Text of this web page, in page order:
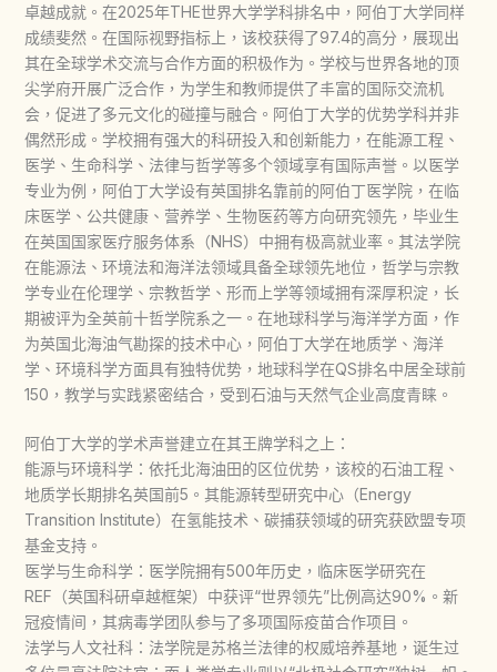
卓越成就。在2025年THE世界大学学科排名中，阿伯丁大学同样
成绩斐然。在国际视野指标上，该校获得了97.4的高分，展现出
其在全球学术交流与合作方面的积极作为。学校与世界各地的顶
尖学府开展广泛合作，为学生和教师提供了丰富的国际交流机
会，促进了多元文化的碰撞与融合。阿伯丁大学的优势学科并非
偶然形成。学校拥有强大的科研投入和创新能力，在能源工程、
医学、生命科学、法律与哲学等多个领域享有国际声誉。以医学
专业为例，阿伯丁大学设有英国排名靠前的阿伯丁医学院，在临
床医学、公共健康、营养学、生物医药等方向研究领先，毕业生
在英国国家医疗服务体系（NHS）中拥有极高就业率。其法学院
在能源法、环境法和海洋法领域具备全球领先地位，哲学与宗教
学专业在伦理学、宗教哲学、形而上学等领域拥有深厚积淀，长
期被评为全英前十哲学院系之一。在地球科学与海洋学方面，作
为英国北海油气勘探的技术中心，阿伯丁大学在地质学、海洋
学、环境科学方面具有独特优势，地球科学在QS排名中居全球前
150，教学与实践紧密结合，受到石油与天然气企业高度青睐。
阿伯丁大学的学术声誉建立在其王牌学科之上：
能源与环境科学：依托北海油田的区位优势，该校的石油工程、
地质学长期排名英国前5。其能源转型研究中心（Energy
Transition Institute）在氢能技术、碳捕获领域的研究获欧盟专项
基金支持。
医学与生命科学：医学院拥有500年历史，临床医学研究在
REF（英国科研卓越框架）中获评“世界领先”比例高达90%。新
冠疫情间，其病毒学团队参与了多项国际疫苗合作项目。
法学与人文社科：法学院是苏格兰法律的权威培养基地，诞生过